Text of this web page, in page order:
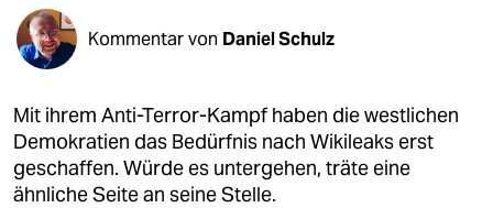
öko
gesellschaft
kultur
sport
Kommentar von Daniel Schulz
Mit ihrem Anti-Terror-Kampf haben die westlichen
Demokratien das Bedürfnis nach Wikileaks erst
geschaffen. Würde es untergehen, träte eine
ähnliche Seite an seine Stelle.